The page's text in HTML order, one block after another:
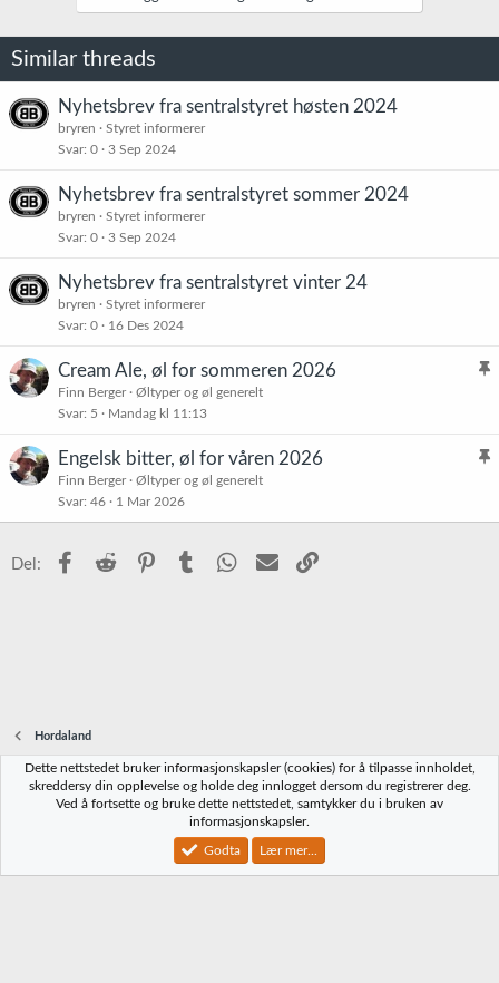
n
e
r
:
Similar threads
Nyhetsbrev fra sentralstyret høsten 2024
bryren
Styret informerer
Svar 0 3 Sep 2024
Nyhetsbrev fra sentralstyret sommer 2024
bryren
Styret informerer
Svar 0 3 Sep 2024
Nyhetsbrev fra sentralstyret vinter 24
bryren
Styret informerer
Svar 0 16 Des 2024
K
t
Cream Ale, øl for sommeren 2026
Finn Berger
Øltyper og øl generelt
Svar 5 Mandag kl 11:13
K
s
Engelsk bitter, øl for våren 2026
Finn Berger
Øltyper og øl generelt
Svar 46 1 Mar 2026
Del: Facebook
Reddit PinterestTumblr WhatsApp
E-post
Hordaland
Norbrygg-default
Vilkår og regler Personvernregler
Community platform by XenForo® © 2010-2023 XenForo Ltd.
Dette nettstedet bruker informasjonskapsler (cookies) for å tilpasse innholdet,
skreddersy din opplevelse og holde deg innlogget dersom du registrerer deg.
Ved å fortsette og bruke dette nettstedet, samtykker du i bruken av
informasjonskapsler.
Godta Lær mer...